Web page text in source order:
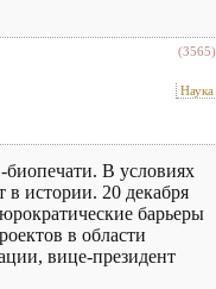
(3565)
Наука
В условиях
истории. 20 декабря
барьеры
в области
вице-президент